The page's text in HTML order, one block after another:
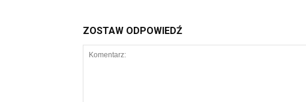
ZOSTAW ODPOWIEDŹ